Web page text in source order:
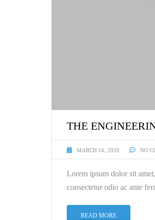
THE
MARCH 16, 2020 NO
Lorem ipsum dolor sit
consectetur odio ac ante
READ MORE